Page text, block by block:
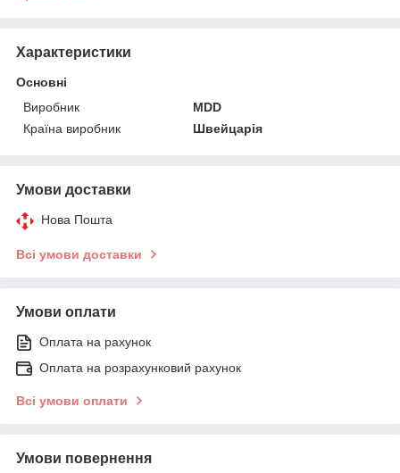
Характеристики
Основні
Виробник
MDD
Країна виробник
Швейцарія
Умови доставки
Нова Пошта
Всі умови доставки
Умови оплати
Оплата на рахунок
Оплата на розрахунковий рахунок
Всі умови оплати
Умови повернення